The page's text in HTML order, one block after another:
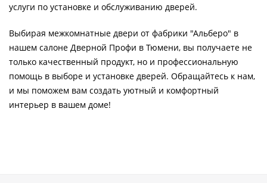
услуги по установке и обслуживанию дверей.
Выбирая межкомнатные двери от фабрики "Альберо" в
нашем салоне Дверной Профи в Тюмени, вы получаете не
только качественный продукт, но и профессиональную
помощь в выборе и установке дверей. Обращайтесь к нам,
и мы поможем вам создать уютный и комфортный
интерьер в вашем доме!